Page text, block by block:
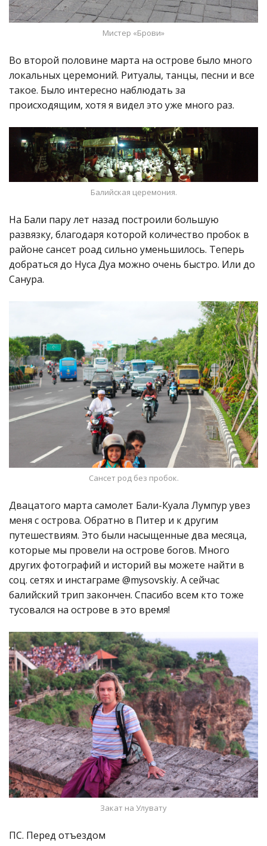
Мистер «Брови»
Во второй половине марта на острове было много
локальных церемоний. Ритуалы, танцы, песни и все
такое. Было интересно наблюдать за
происходящим, хотя я видел это уже много раз.
Балийская церемония.
На Бали пару лет назад построили большую
развязку, благодаря которой количество пробок в
районе сансет роад сильно уменьшилось. Теперь
добраться до Нуса Дуа можно очень быстро. Или до
Санура.
Сансет род без пробок.
Двацатого марта самолет Бали-Куала Лумпур увез
меня с острова. Обратно в Питер и к другим
путешествиям. Это были насыщенные два месяца,
которые мы провели на острове богов. Много
других фотографий и историй вы можете найти в
соц. сетях и инстаграме @mysovskiy. А сейчас
балийский трип закончен. Спасибо всем кто тоже
тусовался на острове в это время!
Закат на Улувату
ПС. Перед отъездом